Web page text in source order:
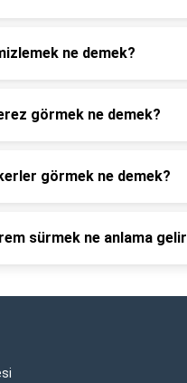
ne demek?
görmek ne demek?
görmek ne demek?
sürmek ne anlama